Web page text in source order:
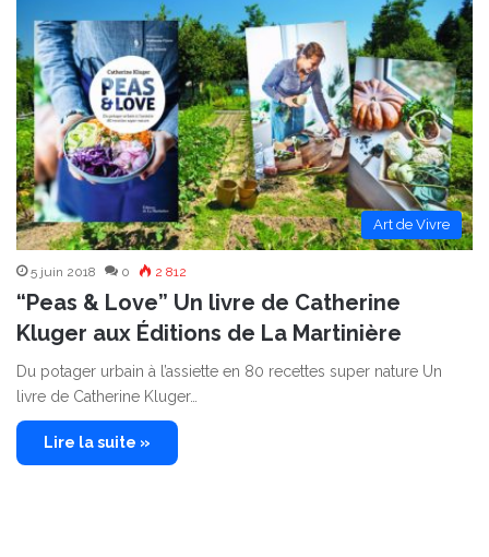
Art de Vivre
5 juin 2018 0 2 812
“Peas & Love” Un livre de Catherine
Kluger aux Éditions de La Martinière
Du potager urbain à l’assiette en 80 recettes super nature Un
livre de Catherine Kluger…
Lire la suite »